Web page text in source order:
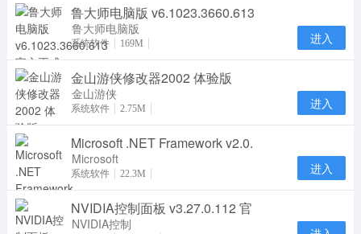
件。Cpu-Z适
用于任意品
鲁大师电脑版 v6.1023.3660.613
鲁大师电脑版
是一款专注硬
电脑安全的软
件
系统软件 169M 进入
金山游侠修改器2002 体验版
金山游侠
2002 体验版
一款优秀的游
戏修改
系统软件 2.75M 进入
Microsoft .NET Framework v2.0.
Microsoft
.NET
Framework
是用于
Windows的
系统软件 22.3M 进入
NVIDIA控制面板 v3.27.0.112 官
NVIDIA控制